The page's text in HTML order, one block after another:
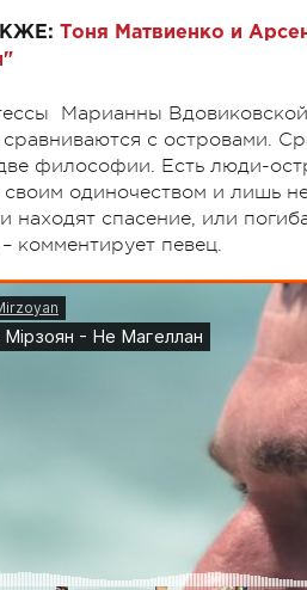
Тоня Матвиенко и
Марианны
с островами.
философии. Есть люди-
одиночеством и лишь
находят спасение, или
комментирует певец.